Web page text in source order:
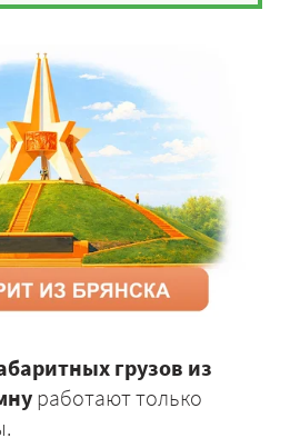
грузов из
работают только